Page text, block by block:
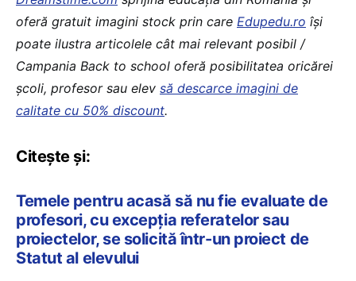
oferă gratuit imagini stock prin care Edupedu.ro îşi
poate ilustra articolele cât mai relevant posibil /
Campania Back to school oferă posibilitatea oricărei
școli, profesor sau elev să descarce imagini de
calitate cu 50% discount.
Citește și:
Temele pentru acasă să nu fie evaluate de
profesori, cu excepția referatelor sau
proiectelor, se solicită într-un proiect de
Statut al elevului